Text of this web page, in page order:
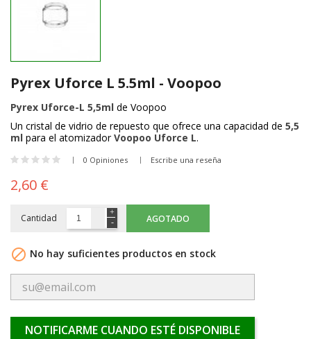
Pyrex Uforce L 5.5ml - Voopoo
Pyrex Uforce-L 5,5ml de Voopoo
Un cristal de vidrio de repuesto que ofrece una capacidad de 5,5
ml para el atomizadorVoopoo Uforce L.
0 Opiniones Escribe una reseña
2,60 €
Cantidad AGOTADO
 No hay suficientes productos en stock
NOTIFICARME CUANDO ESTÉ DISPONIBLE